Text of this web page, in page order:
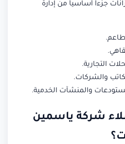
جزءاً أساسياً من إدارة
التجارية.
والشركات.
والمنشآت الخدمية.
شركة ياسمين